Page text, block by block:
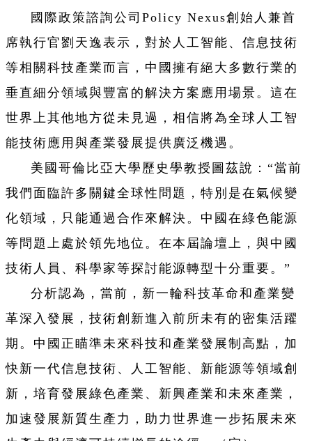
國際政策諮詢公司Policy Nexus創始人兼首
席執行官劉天逸表示，對於人工智能、信息技術
等相關科技產業而言，中國擁有絕大多數行業的
垂直細分領域與豐富的解決方案應用場景。這在
世界上其他地方從未見過，相信將為全球人工智
能技術應用與產業發展提供廣泛機遇。
美國哥倫比亞大學歷史學教授圖茲說：“當前
我們面臨許多關鍵全球性問題，特別是在氣候變
化領域，只能通過合作來解決。中國在綠色能源
等問題上處於領先地位。在本屆論壇上，與中國
技術人員、科學家等探討能源轉型十分重要。”
分析認為，當前，新一輪科技革命和產業變
革深入發展，技術創新進入前所未有的密集活躍
期。中國正瞄準未來科技和產業發展制高點，加
快新一代信息技術、人工智能、新能源等領域創
新，培育發展綠色產業、新興產業和未來產業，
加速發展新質生產力，助力世界進一步拓展未來